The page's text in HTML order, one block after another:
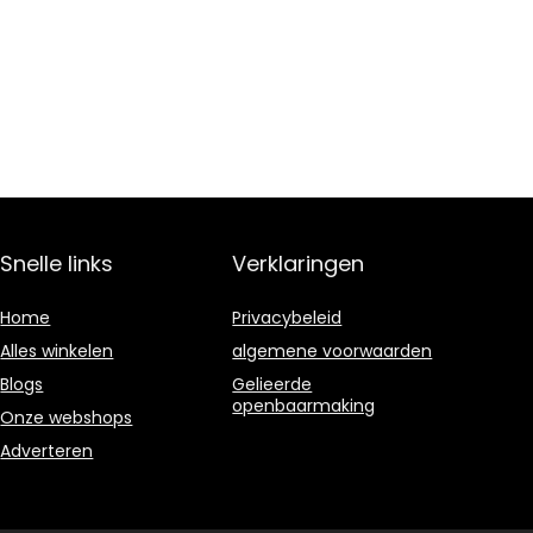
Snelle links
Home
Alles winkelen
Blogs
Onze webshops
Adverteren
Verklaringen
Privacybeleid
algemene voorwaarden
Gelieerde
openbaarmaking